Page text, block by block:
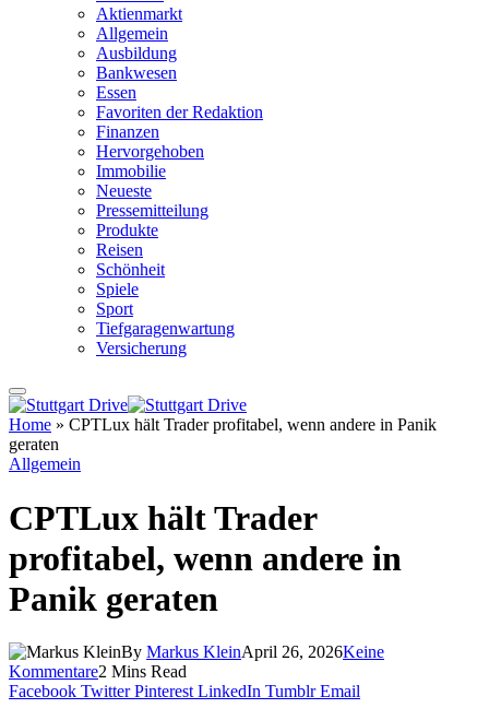
Aktienmarkt
Allgemein
Ausbildung
Bankwesen
Essen
Favoriten der Redaktion
Finanzen
Hervorgehoben
Immobilie
Neueste
Pressemitteilung
Produkte
Reisen
Schönheit
Spiele
Sport
Tiefgaragenwartung
Versicherung
Home » CPTLux hält Trader profitabel, wenn andere in Panik
geraten
Allgemein
CPTLux hält Trader
profitabel, wenn andere in
Panik geraten
By Markus KleinApril 26, 2026Keine
Kommentare2 Mins Read
Facebook Twitter Pinterest LinkedIn Tumblr Email